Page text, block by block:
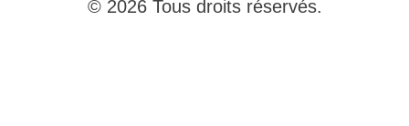
© 2026 Tous droits réservés.